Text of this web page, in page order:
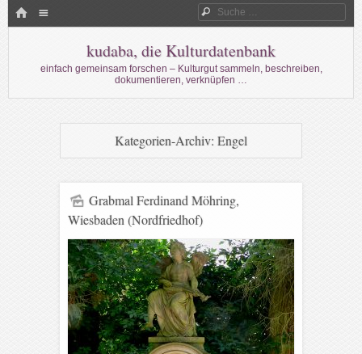
HOME Suche
kudaba, die Kulturdatenbank
einfach gemeinsam forschen – Kulturgut sammeln, beschreiben,
dokumentieren, verknüpfen …
Kategorien-Archiv: Engel
Grabmal Ferdinand Möhring,
Wiesbaden (Nordfriedhof)